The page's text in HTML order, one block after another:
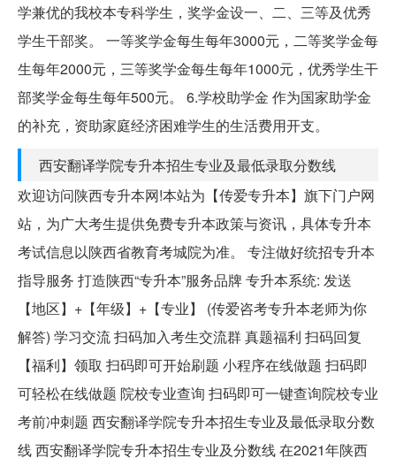
学兼优的我校本专科学生，奖学金设一、二、三等及优秀
学生干部奖。 一等奖学金每生每年3000元，二等奖学金每
生每年2000元，三等奖学金每生每年1000元，优秀学生干
部奖学金每生每年500元。 6.学校助学金 作为国家助学金
的补充，资助家庭经济困难学生的生活费用开支。
西安翻译学院专升本招生专业及最低录取分数线
欢迎访问陕西专升本网!本站为【传爱专升本】旗下门户网
站，为广大考生提供免费专升本政策与资讯，具体专升本
考试信息以陕西省教育考城院为准。 专注做好统招专升本
指导服务 打造陕西“专升本”服务品牌 专升本系统: 发送
【地区】+【年级】+【专业】 (传爱咨考专升本老师为你
解答) 学习交流 扫码加入考生交流群 真题福利 扫码回复
【福利】领取 扫码即可开始刷题 小程序在线做题 扫码即
可轻松在线做题 院校专业查询 扫码即可一键查询院校专业
考前冲刺题 西安翻译学院专升本招生专业及最低录取分数
线 西安翻译学院专升本招生专业及分数线 在2021年陕西